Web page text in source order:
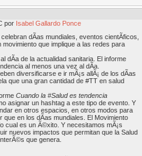
por Isabel Gallardo Ponce
dÃ­as mundiales, eventos cientÃ­ficos,
que implique a las redes para
dÃ­a de la actualidad sanitaria. El informe
al menos una vez al dÃ­a.
diversificarse e ir mÃ¡s allÃ¡ de los dÃ­as
que una gran cantidad de #TT en salud
Cuando la #Salud es tendencia
asignar un hashtag a este tipo de evento. Y
en otros espacios, en otros modos para
en los dÃ­as mundiales. El Movimiento
cual es un Ã©xito. Y necesitamos mÃ¡s
nuevos impactos que permitan que la Salud
que genera.